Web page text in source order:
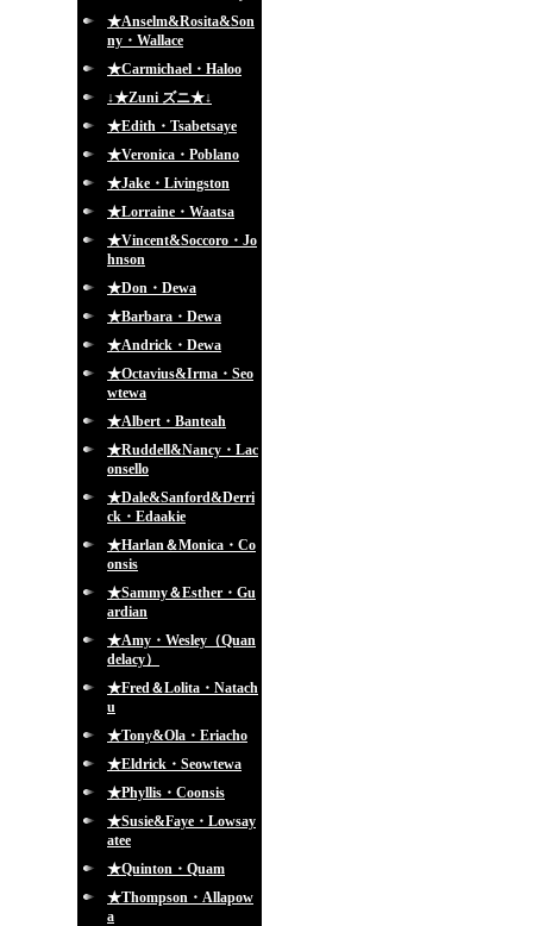
★Anselm&Rosita&Son
ny・Wallace
★Carmichael・Haloo
↓★Zuni ズニ★↓
★Edith・Tsabetsaye
★Veronica・Poblano
★Jake・Livingston
★Lorraine・Waatsa
★Vincent&Soccoro・Jo
hnson
★Don・Dewa
★Barbara・Dewa
★Andrick・Dewa
★Octavius&Irma・Seo
wtewa
★Albert・Banteah
★Ruddell&Nancy・Lac
onsello
★Dale&Sanford&Derri
ck・Edaakie
★Harlan＆Monica・Co
onsis
★Sammy＆Esther・Gu
ardian
★Amy・Wesley（Quan
delacy）
★Fred＆Lolita・Natach
u
★Tony&Ola・Eriacho
★Eldrick・Seowtewa
★Phyllis・Coonsis
★Susie&Faye・Lowsay
atee
★Quinton・Quam
★Thompson・Allapow
a